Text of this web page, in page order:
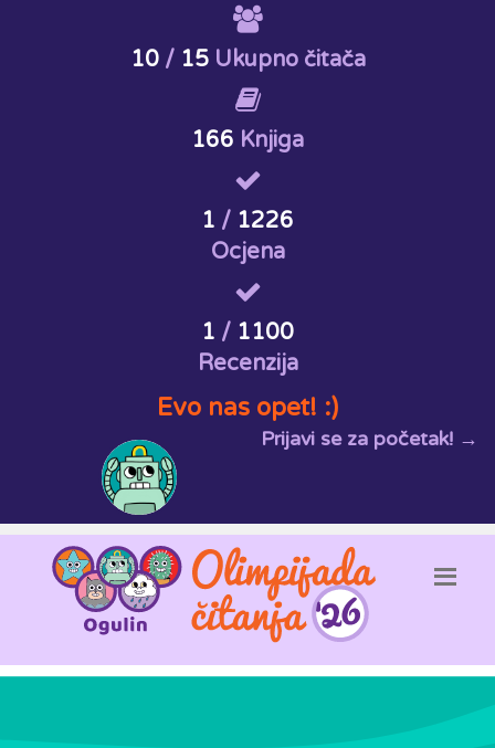
10/ 15Ukupno čitača
166 Knjiga
1 / 1226
Ocjena
1 / 1100
Recenzija
Evo nas opet! :)
Prijavi se za početak! →